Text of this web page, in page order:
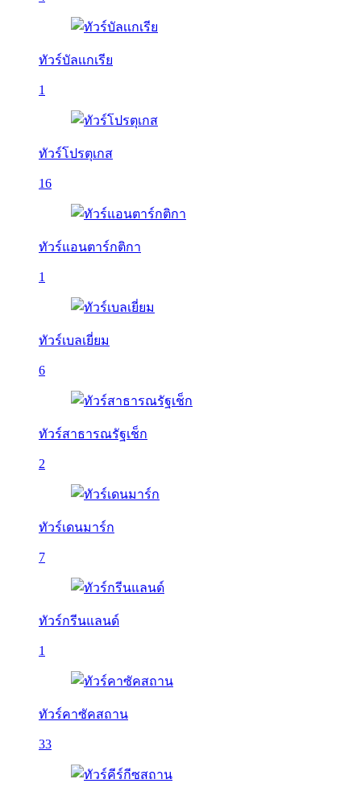
ทัวร์บัลเเกเรีย
1
ทัวร์โปรตุเกส
16
ทัวร์แอนตาร์กติกา
1
ทัวร์เบลเยี่ยม
6
ทัวร์สาธารณรัฐเช็ก
2
ทัวร์เดนมาร์ก
7
ทัวร์กรีนแลนด์
1
ทัวร์คาซัคสถาน
33